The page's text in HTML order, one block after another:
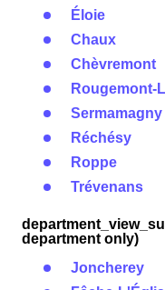
Éloie
Chaux
Chèvremont
Rougemont-
Sermamagny
Réchésy
Roppe
Trévenans
department only)
Joncherey